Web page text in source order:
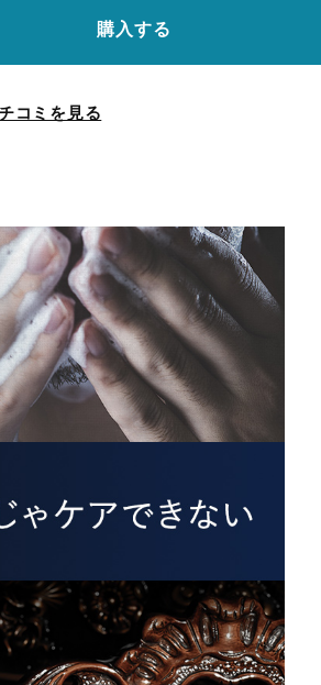
購入する
コミを見る